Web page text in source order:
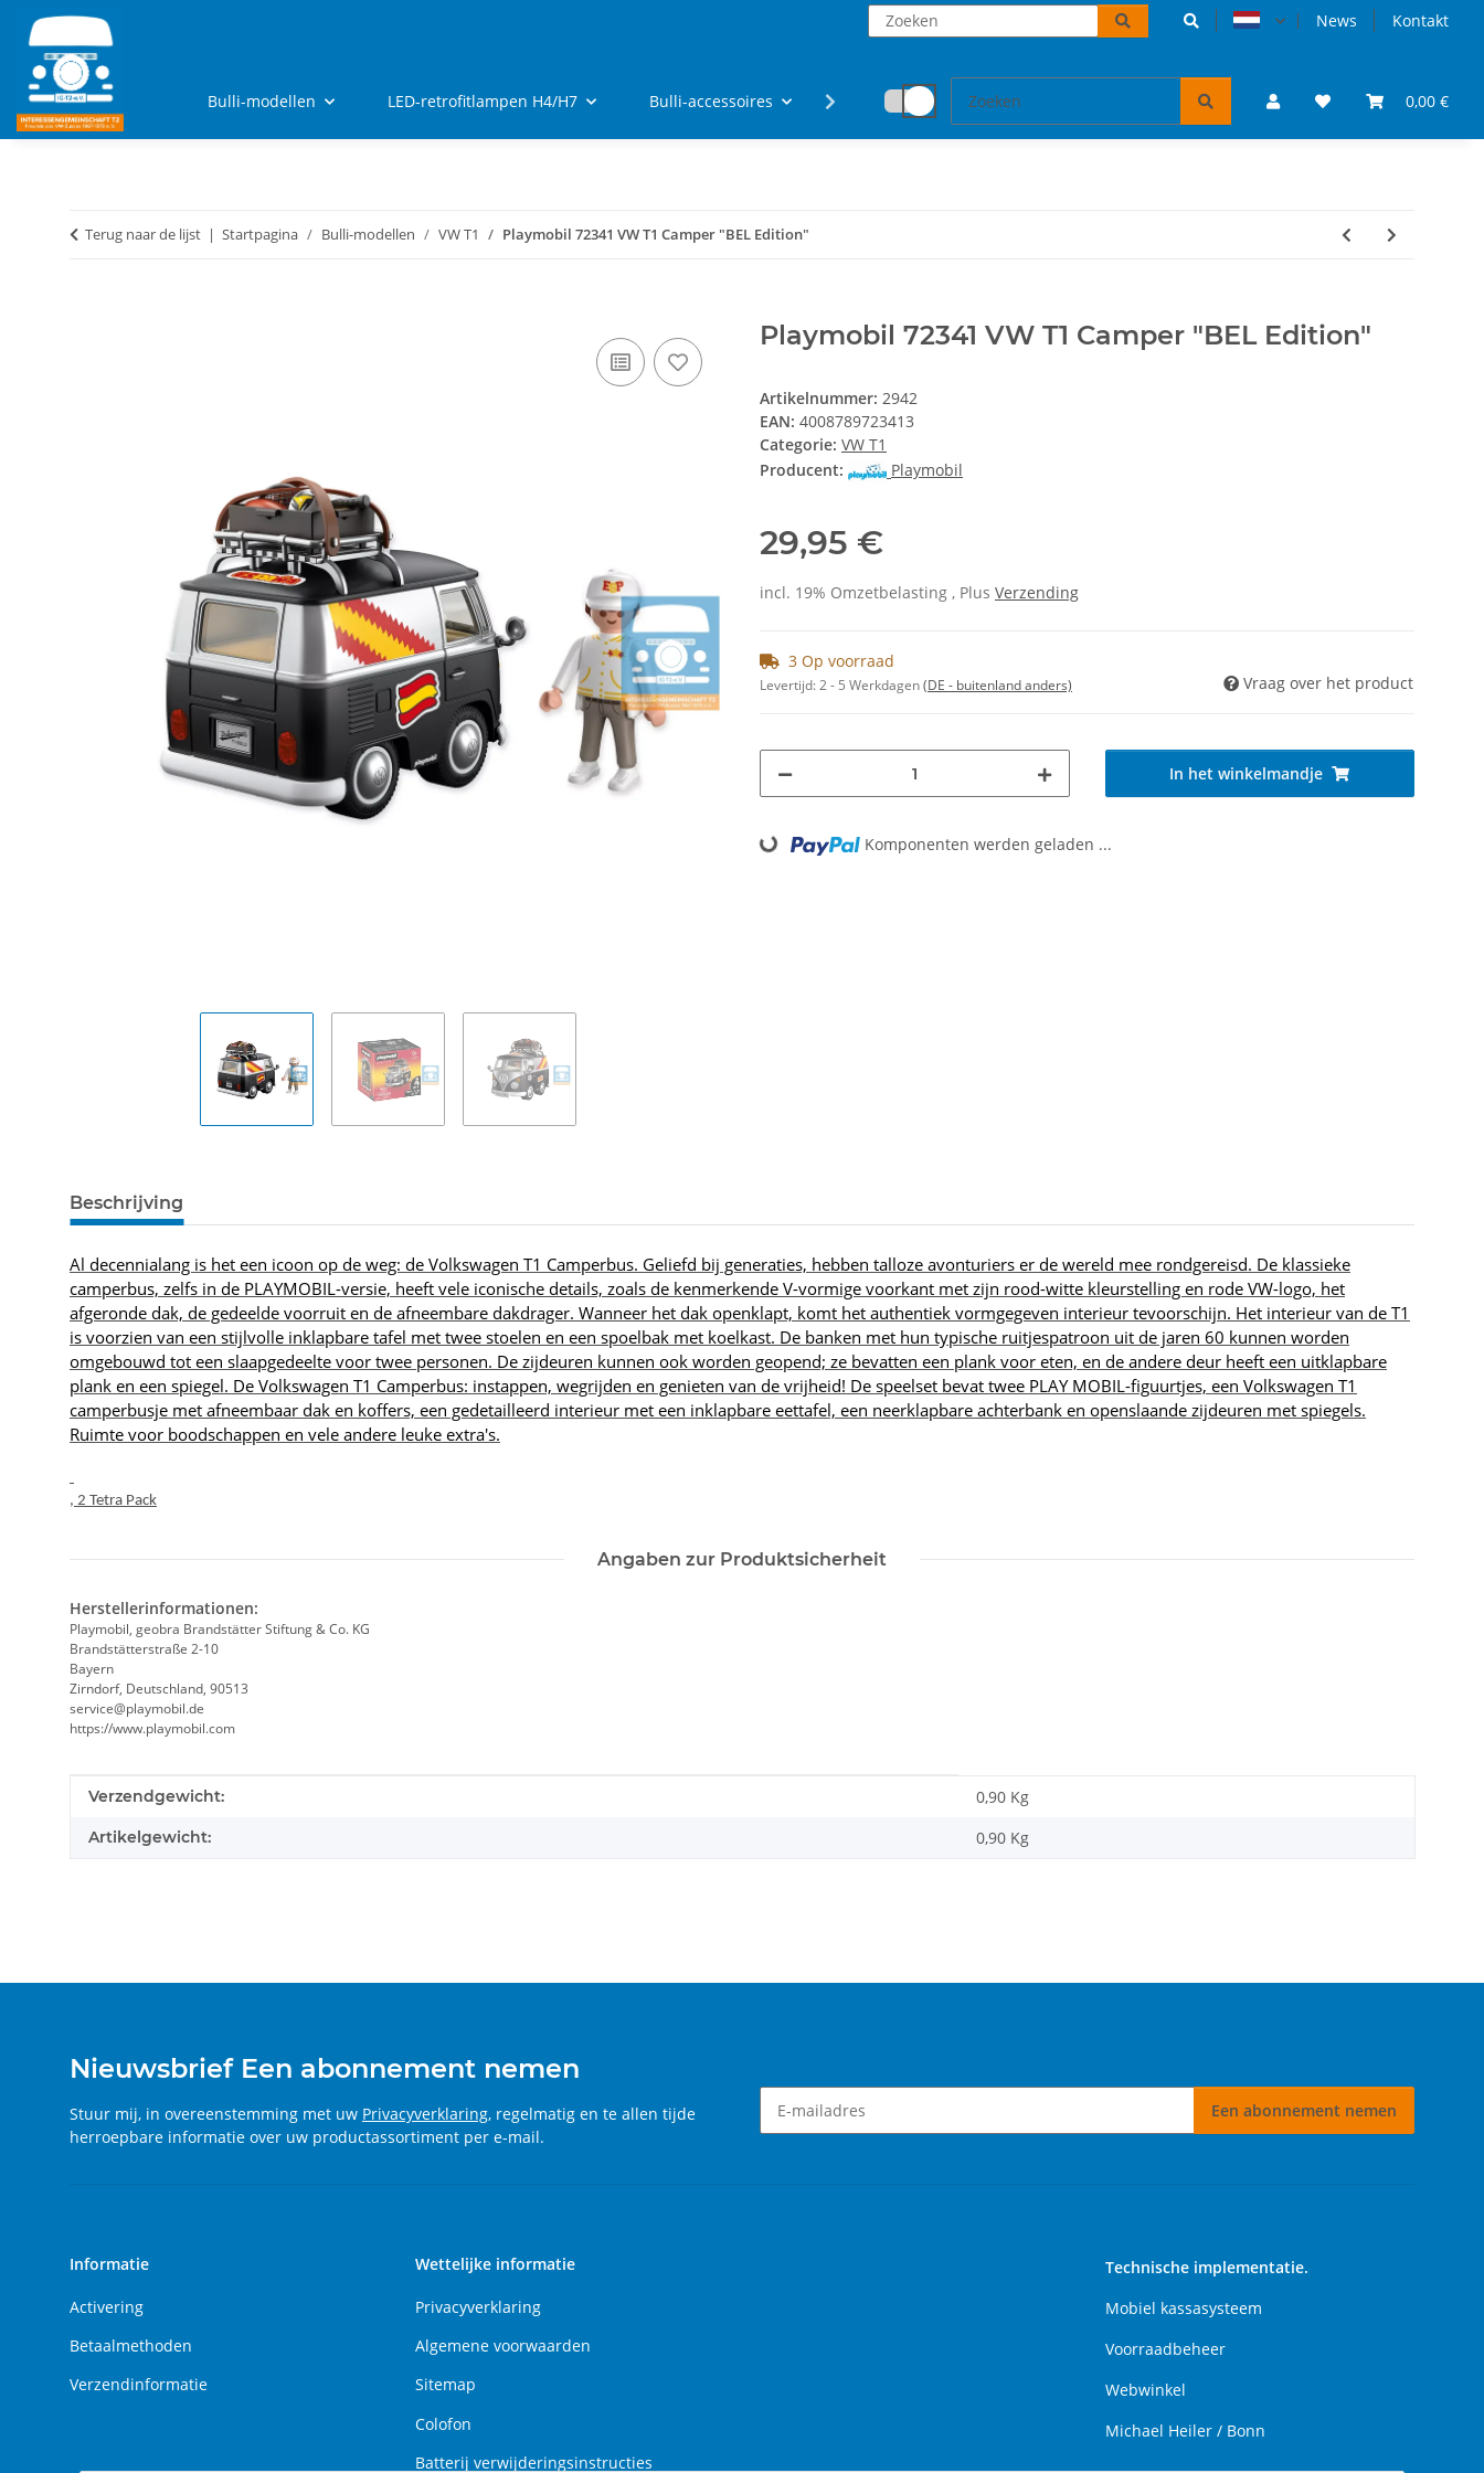
News Kontakt
0,00 €
Bulli-modellen LED-retrofitlampen H4/H7 Bulli-accessoires fanartikelen Accessoires VW Bulli-puzzels & boeken
Terug naar de lijst Startpagina Bulli-modellen VW T1 Playmobil 72341 VW T1 Camper "BEL Edition"
Playmobil 72341 VW T1 Camper "BEL Edition"
Artikelnummer: 2942
EAN: 4008789723413
Categorie: VW T1
Producent:
Playmobil
29,95 €
incl. 19% Omzetbelasting , Plus Verzending
3 Op voorraad
Levertijd:2 - 5 Werkdagen(DE - buitenland anders) Vraag over het product
In het winkelmandje
Loading... Komponenten werden geladen ...
Beschrijving
Al decennialang is het een icoon op de weg: de Volkswagen T1 Camperbus. Geliefd bij generaties, hebben talloze avonturiers er de wereld mee rondgereisd. De klassieke
camperbus, zelfs in de PLAYMOBIL-versie, heeft vele iconische details, zoals de kenmerkende V-vormige voorkant met zijn rood-witte kleurstelling en rode VW-logo, het
afgeronde dak, de gedeelde voorruit en de afneembare dakdrager. Wanneer het dak openklapt, komt het authentiek vormgegeven interieur tevoorschijn. Het interieur van de T1
is voorzien van een stijlvolle inklapbare tafel met twee stoelen en een spoelbak met koelkast. De banken met hun typische ruitjespatroon uit de jaren 60 kunnen worden
omgebouwd tot een slaapgedeelte voor twee personen. De zijdeuren kunnen ook worden geopend; ze bevatten een plank voor eten, en de andere deur heeft een uitklapbare
plank en een spiegel. De Volkswagen T1 Camperbus: instappen, wegrijden en genieten van de vrijheid! De speelset bevat twee PLAY MOBIL-figuurtjes, een Volkswagen T1
camperbusje met afneembaar dak en koffers, een gedetailleerd interieur met een inklapbare eettafel, een neerklapbare achterbank en openslaande zijdeuren met spiegels.
Ruimte voor boodschappen en vele andere leuke extra's.
, 2 Tetra Pack
Angaben zur Produktsicherheit
Herstellerinformationen:
Playmobil, geobra Brandstätter Stiftung & Co. KG
Brandstätterstraße 2-10
Bayern
Zirndorf, Deutschland, 90513
service@playmobil.de
https://www.playmobil.com
#productDetails.itemInformation#
#productDetails.itemValue#
Verzendgewicht: 0,90 Kg
Artikelgewicht: 0,90 Kg
Nieuwsbrief Een abonnement nemen
Stuur mij, in overeenstemming met uw Privacyverklaring, regelmatig en te allen tijde
herroepbare informatie over uw productassortiment per e-mail.
Een abonnement nemen
Informatie
Activering
Betaalmethoden
Verzendinformatie
Wettelijke informatie
Privacyverklaring
Algemene voorwaarden
Sitemap
Colofon
Batterij verwijderingsinstructies
Technische implementatie.
Mobiel kassasysteem
Voorraadbeheer
Webwinkel
Michael Heiler / Bonn